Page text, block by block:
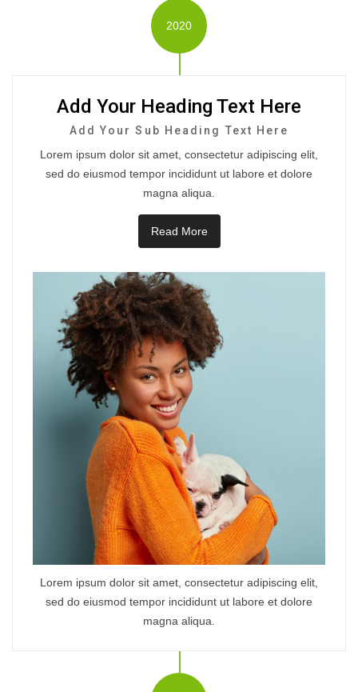
2020
Add Your Heading Text Here
Add Your Sub Heading Text Here
Lorem ipsum dolor sit amet, consectetur adipiscing elit,
sed do eiusmod tempor incididunt ut labore et dolore
magna aliqua.
Read More
Lorem ipsum dolor sit amet, consectetur adipiscing elit,
sed do eiusmod tempor incididunt ut labore et dolore
magna aliqua.